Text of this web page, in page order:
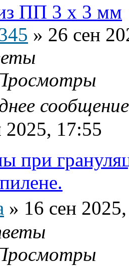
ПП 3 х 3 мм
» 26 сен
2025, 17:55
при
» 16 сен